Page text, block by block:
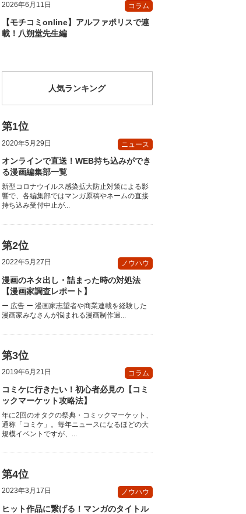
2026年6月11日 コラム
【モチコミonline】アルファポリスで連
載！八朔堂先生編
人気ランキング
2020年5月29日 ニュース
オンラインで直送！WEB持ち込みができ
る漫画編集部一覧
新型コロナウイルス感染拡大防止対策による影
響で、各編集部ではマンガ原稿やネームの直接
持ち込み受付中止が...
2022年5月27日 ノウハウ
漫画のネタ出し・詰まった時の対処法
【漫画家調査レポート】
ー 広告 ー 漫画家志望者や商業連載を経験した
漫画家みなさんが悩まれる漫画制作過...
2019年6月21日 コラム
コミケに行きたい！初心者必見の【コミ
ックマーケット攻略法】
年に2回のオタクの祭典・コミックマーケット、
通称「コミケ」。毎年ニュースになるほどの大
規模イベントですが、...
2023年3月17日 ノウハウ
ヒット作品に繋げる！マンガのタイトル